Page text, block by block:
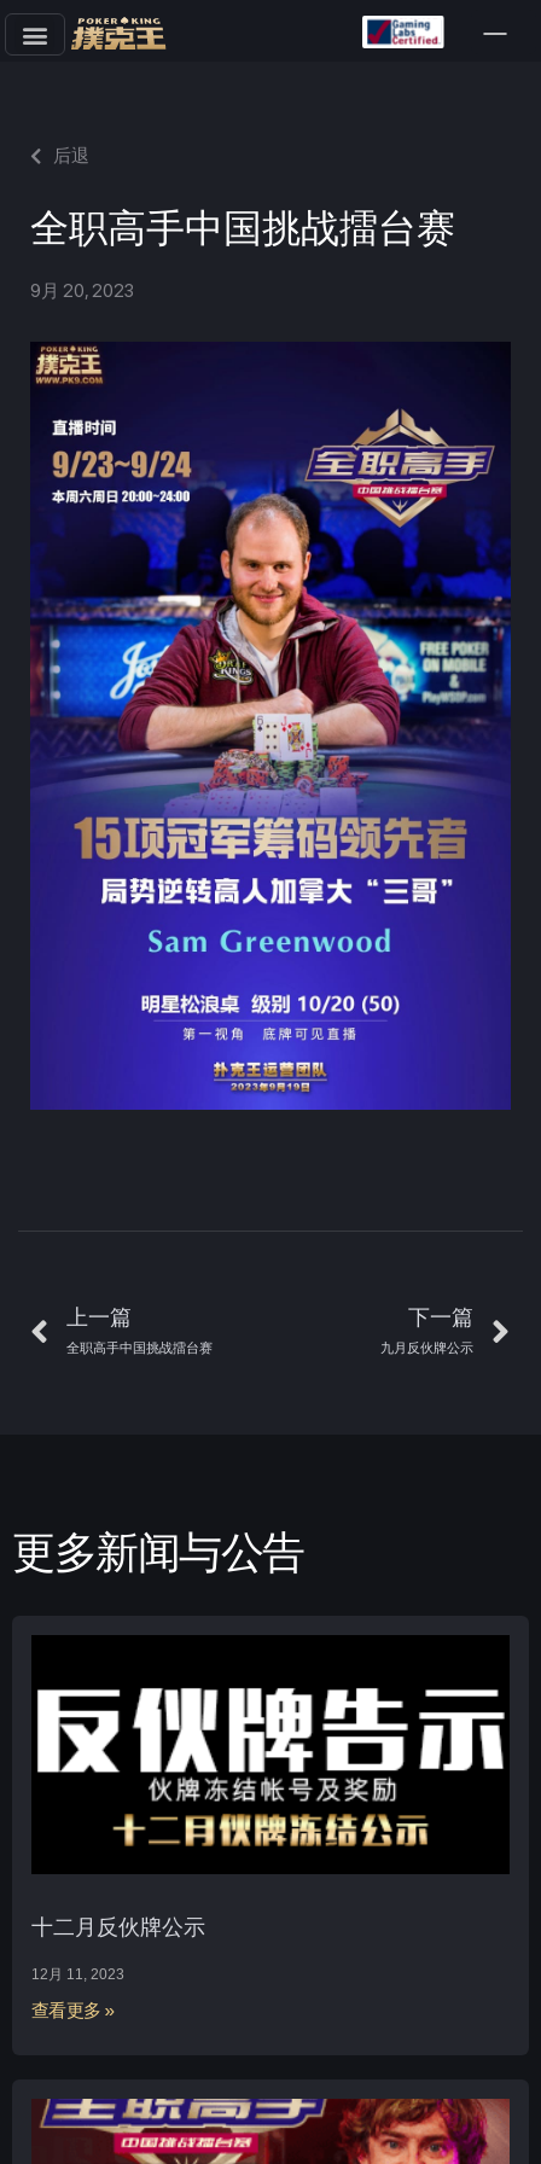
文
后退
全职高手中国挑战擂台赛
9月 20, 2023
上一篇
全职高手中国挑战擂台赛
下一篇
九月反伙牌公示
更多新闻与公告
十二月反伙牌公示
12月 11, 2023
查看更多 »